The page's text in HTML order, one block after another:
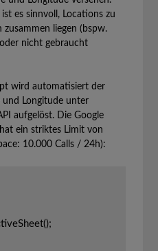
es sinnvoll, Locations zu
zusammen liegen (bspw.
nicht gebraucht
wird automatisiert der
Longitude unter
aufgelöst. Die Google
ein striktes Limit von
10.000 Calls / 24h):